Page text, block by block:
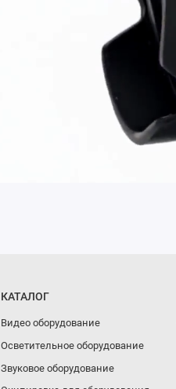
КАТАЛОГ
Видео оборудование
Осветительное оборудование
Звуковое оборудование